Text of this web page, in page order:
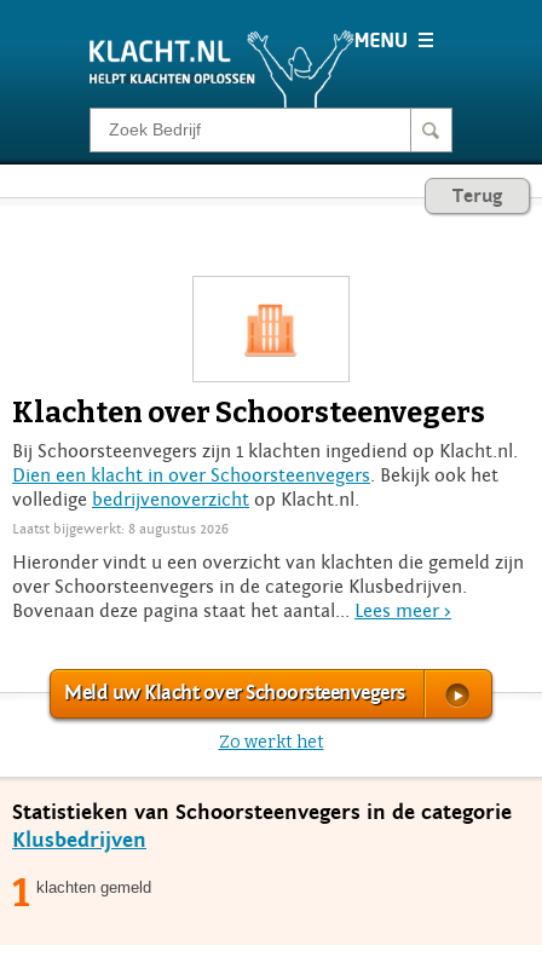
Klacht melden
Login
Terug
Klachten over Schoorsteenvegers
Bij Schoorsteenvegers zijn 1 klachten ingediend op Klacht.nl.
Dien een klacht in over Schoorsteenvegers . Bekijk ook het
volledige bedrijvenoverzicht op Klacht.nl.
Laatst bijgewerkt: 8 augustus 2026
Hieronder vindt u een overzicht van klachten die gemeld zijn
over Schoorsteenvegers in de categorie Klusbedrijven.
Bovenaan deze pagina staat het aantal... Lees meer >
Meld uw Klacht over Schoorsteenvegers
Zo werkt het
Statistieken van Schoorsteenvegers in de categorie
Klusbedrijven
1 klachten gemeld